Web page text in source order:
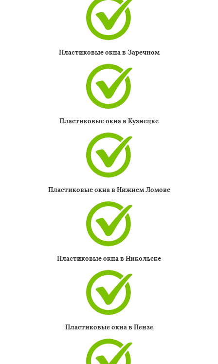
Пластиковые окна в Заречном
Пластиковые окна в Кузнецке
Пластиковые окна в Нижнем Ломове
Пластиковые окна в Никольске
Пластиковые окна в Пензе